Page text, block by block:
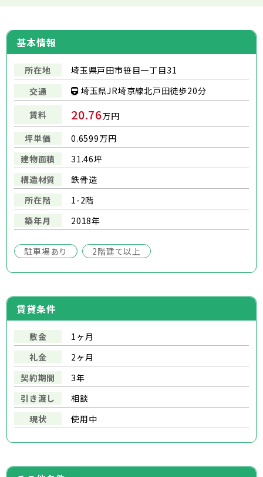
基本情報
所在地
埼玉県戸田市笹目一丁目31
交通
埼玉県JR埼京線北戸田徒歩20分
賃料 20.76万円
坪単価
0.6599万円
建物面積
31.46坪
構造材質
鉄骨造
所在階
1-2階
築年月
2018年
駐車場あり 2階建て以上
賃貸条件
敷金
1ヶ月
礼金
2ヶ月
契約期間
3年
引き渡し
相談
現状
使用中